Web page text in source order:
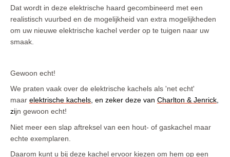
Meubelmaker
Outdoor Buiten haarden / tuinhaarden Gas 2026
Onderdelen voor de bio ethanol brander van Xaralyn.
Onderdelen voor de Elektrische haarden en kachels met
Optiflame vuur 2026
Onderdelen voor de Elektrische haarden en kachels met
een Optimyst (waterdamp) vuur 2026
Onderdelen voor de houtkachel zoals een haardstel en
Dat wordt in deze elektrische haard gecombineerd met een
realistisch vuurbed en de mogelijkheid van extra mogelijkheden
om uw nieuwe elektrische kachel verder op te tuigen naar uw
smaak.
Gewoon echt!
We praten vaak over de elektrische kachels als 'net echt'
maar elektrische kachels, en zeker deze van Charlton & Jenrick,
zijn gewoon echt!
Niet meer een slap aftreksel van een hout- of gaskachel maar
echte exemplaren.
Daarom kunt u bij deze kachel ervoor kiezen om hem op een